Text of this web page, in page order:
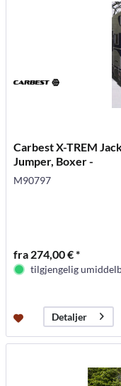
Carbest X-TREM
Jumper, Boxer -
M90797
fra 274,00 € *
tilgjengelig
Detaljer